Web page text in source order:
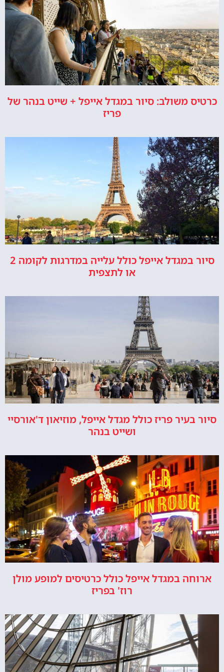
כרטיס משולב: סיור במגדל אייפל + שייט בנהר של
פריז
סיור במגדל אייפל כולל עלייה במדרגות לקומה 2
או לתצפית
סיור בעיר פריז כולל מגדל אייפל, מוזיאון ד'אורסיי
ושייט בנהר
ארוחה במגדל אייפל כולל כרטיסים למופע מולן
רוז' בפריז